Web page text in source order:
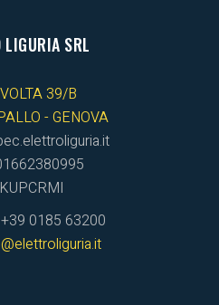
LIGURIA SRL
39/B
- GENOVA
0185 63200